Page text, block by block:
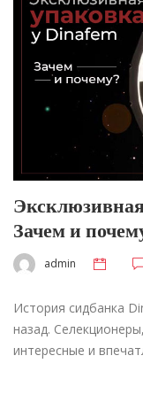
Зачем и
admin
История сидбанка
назад.
интересные и